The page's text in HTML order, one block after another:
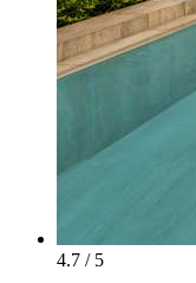
4.7 / 5